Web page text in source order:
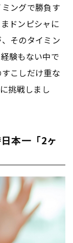
ングで勝負す
ドンピシャに
そのタイミン
験もない中で
こしだけ重な
挑戦しまし
本一「2ヶ